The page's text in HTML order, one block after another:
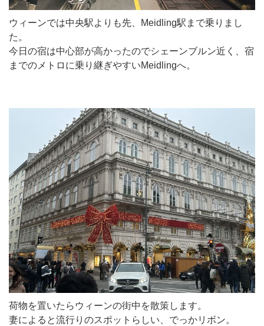
ウィーンでは中央駅よりも先、Meidling駅まで乗りまし
た。
今日の宿は中心部が高かったのでシェーンブルン近く、宿
までのメトロに乗り継ぎやすいMeidlingへ。
荷物を置いたらウィーンの街中を散策します。
妻によると流行りのスポットらしい、でっかリボン。